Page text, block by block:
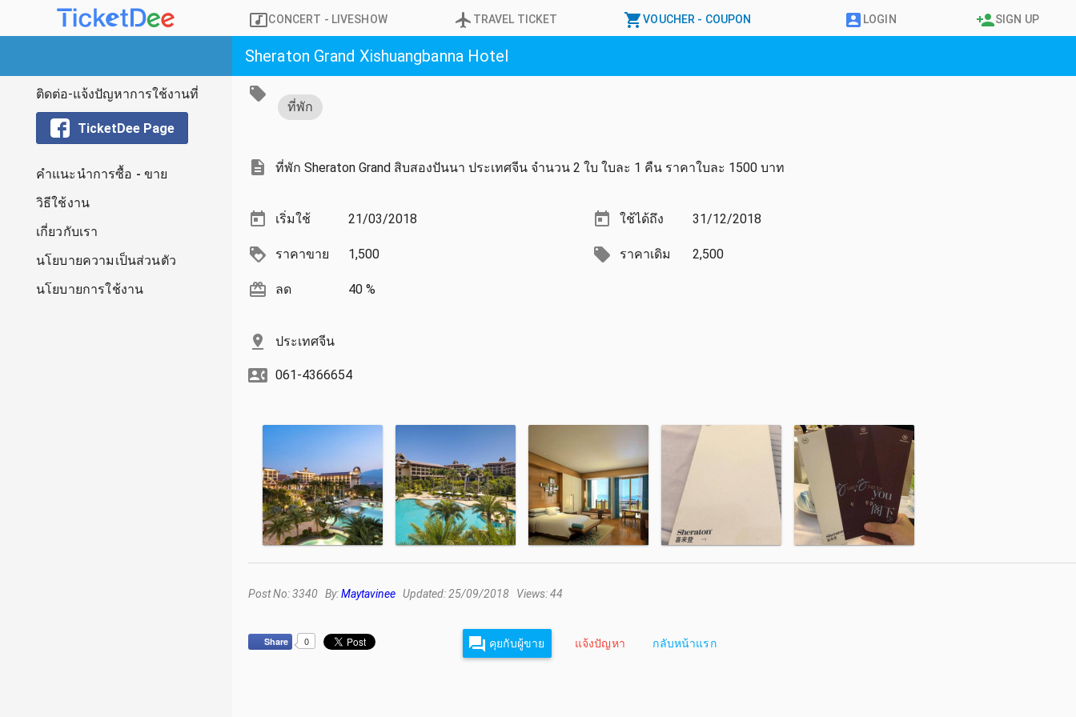
CONCERT - LIVESHOW TRAVEL TICKET VOUCHER - COUPON LOGIN SIGN UP
ติดต่อ-แจ้งปัญหาการใช้งานที่
TicketDee Page
คำแนะนำการซื้อ - ขาย
วิธีใช้งาน
เกี่ยวกับเรา
นโยบายความเป็นส่วนตัว
นโยบายการใช้งาน
Sheraton Grand Xishuangbanna Hotel
ที่พัก
ที่พัก Sheraton Grand สิบสองปันนา ประเทศจีน จำนวน 2 ใบ ใบละ 1 คืน ราคาใบละ 1500 บาท
เริ่มใช้ 21/03/2018 ใช้ได้ถึง 31/12/2018
ราคาขาย 1,500 ราคาเดิม 2,500
ลด 40 %
ประเทศจีน
061-4366654
Post No: 3340 By:Maytavinee Updated: 25/09/2018 Views: 44
Share 0 คุยกับผู้ขาย แจ้งปัญหา กลับหน้าแรก